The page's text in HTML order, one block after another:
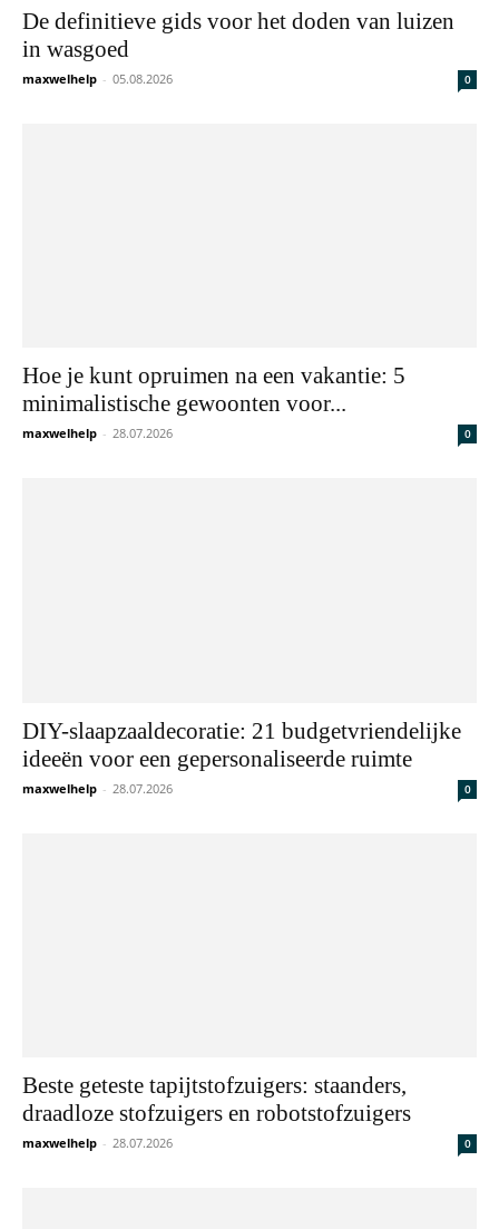
De definitieve gids voor het doden van luizen
in wasgoed
maxwelhelp - 05.08.2026 0
Hoe je kunt opruimen na een vakantie: 5
minimalistische gewoonten voor...
maxwelhelp - 28.07.2026 0
DIY-slaapzaaldecoratie: 21 budgetvriendelijke
ideeën voor een gepersonaliseerde ruimte
maxwelhelp - 28.07.2026 0
Beste geteste tapijtstofzuigers: staanders,
draadloze stofzuigers en robotstofzuigers
maxwelhelp - 28.07.2026 0